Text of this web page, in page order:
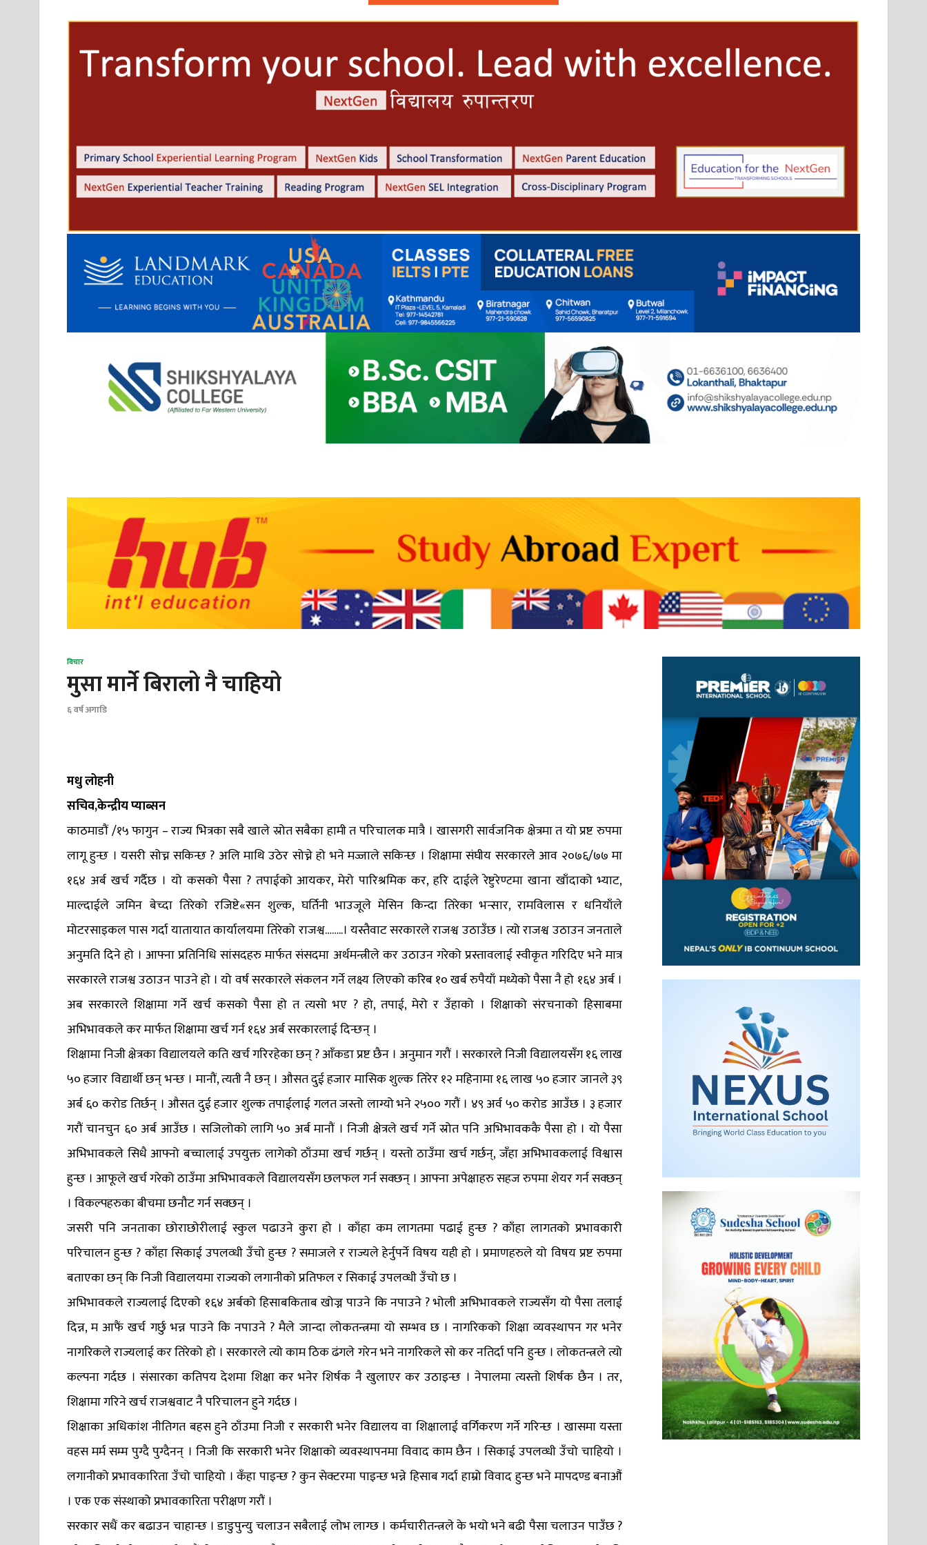
विचार
मुसा मार्ने बिरालो नै चाहियो
६ वर्ष अगाडि
मधु लोहनी
सचिव,केन्द्रीय प्याब्सन
काठमाडौं /१५ फागुन – राज्य भित्रका सबै खाले स्रोत सबैका हामी त परिचालक मात्रै । खासगरी सार्वजनिक क्षेत्रमा त यो प्रष्ट रुपमा
लागू हुन्छ । यसरी सोच्न सकिन्छ ? अलि माथि उठेर सोच्ने हो भने मज्जाले सकिन्छ । शिक्षामा संघीय सरकारले आव २०७६/७७ मा
१६४ अर्ब खर्च गर्दैछ । यो कसको पैसा ? तपाईको आयकर, मेरो पारिश्रमिक कर, हरि दाईले रेष्टुरेण्टमा खाना खाँदाको भ्याट,
माल्दाईले जमिन बेच्दा तिरेको रजिष्टे«सन शुल्क, घर्तिनी भाउजूले मेसिन किन्दा तिरेका भन्सार, रामविलास र धनियाँले
मोटरसाइकल पास गर्दा यातायात कार्यालयमा तिरेको राजश्व……..। यस्तैवाट सरकारले राजश्व उठाउँछ । त्यो राजश्व उठाउन जनताले
अनुमति दिने हो । आफ्ना प्रतिनिधि सांसदहरु मार्फत संसदमा अर्थमन्त्रीले कर उठाउन गरेको प्रस्तावलाई स्वीकृत गरिदिए भने मात्र
सरकारले राजश्व उठाउन पाउने हो । यो वर्ष सरकारले संकलन गर्ने लक्ष्य लिएको करिब १० खर्ब रुपैयाँ मध्येको पैसा नै हो १६४ अर्ब ।
अब सरकारले शिक्षामा गर्ने खर्च कसको पैसा हो त त्यसो भए ? हो, तपाई, मेरो र उँहाको । शिक्षाको संरचनाको हिसाबमा
अभिभावकले कर मार्फत शिक्षामा खर्च गर्न १६४ अर्ब सरकारलाई दिन्छन् ।
शिक्षामा निजी क्षेत्रका विद्यालयले कति खर्च गरिरहेका छन् ? आँकडा प्रष्ट छैन । अनुमान गरौं । सरकारले निजी विद्यालयसँग १६ लाख
५० हजार विद्यार्थी छन् भन्छ । मानौं, त्यती नै छन् । औसत दुई हजार मासिक शुल्क तिरेर १२ महिनामा १६ लाख ५० हजार जानले ३९
अर्ब ६० करोड तिर्छन् । औसत दुई हजार शुल्क तपाईलाई गलत जस्तो लाग्यो भने २५०० गरौं । ४९ अर्व ५० करोड आउँछ । ३ हजार
गरौं चानचुन ६० अर्ब आउँछ । सजिलोको लागि ५० अर्ब मानौं । निजी क्षेत्रले खर्च गर्ने स्रोत पनि अभिभावककै पैसा हो । यो पैसा
अभिभावकले सिधै आफ्नो बच्चालाई उपयुक्त लागेको ठाँउमा खर्च गर्छन् । यस्तो ठाउँमा खर्च गर्छन्, जँहा अभिभावकलाई विश्वास
हुन्छ । आफूले खर्च गरेको ठाउँमा अभिभावकले विद्यालयसँग छलफल गर्न सक्छन् । आफ्ना अपेक्षाहरु सहज रुपमा शेयर गर्न सक्छन्
। विकल्पहरुका बीचमा छनौट गर्न सक्छन् ।
जसरी पनि जनताका छोराछोरीलाई स्कुल पढाउने कुरा हो । काँहा कम लागतमा पढाई हुन्छ ? काँहा लागतको प्रभावकारी
परिचालन हुन्छ ? काँहा सिकाई उपलव्धी उँचो हुन्छ ? समाजले र राज्यले हेर्नुपर्ने विषय यही हो । प्रमाणहरुले यो विषय प्रष्ट रुपमा
बताएका छन् कि निजी विद्यालयमा राज्यको लगानीको प्रतिफल र सिकाई उपलव्धी उँचो छ ।
अभिभावकले राज्यलाई दिएको १६४ अर्बको हिसाबकिताब खोज्न पाउने कि नपाउने ? भोली अभिभावकले राज्यसँग यो पैसा तलाई
दिन्न, म आफैं खर्च गर्छु भन्न पाउने कि नपाउने ? मैले जान्दा लोकतन्त्रमा यो सम्भव छ । नागरिकको शिक्षा व्यवस्थापन गर भनेर
नागरिकले राज्यलाई कर तिरेको हो । सरकारले त्यो काम ठिक ढंगले गरेन भने नागरिकले सो कर नतिर्दा पनि हुन्छ । लोकतन्त्रले त्यो
कल्पना गर्दछ । संसारका कतिपय देशमा शिक्षा कर भनेर शिर्षक नै खुलाएर कर उठाइन्छ । नेपालमा त्यस्तो शिर्षक छैन । तर,
शिक्षामा गरिने खर्च राजश्ववाट नै परिचालन हुने गर्दछ ।
शिक्षाका अधिकांश नीतिगत बहस हुने ठाँउमा निजी र सरकारी भनेर विद्यालय वा शिक्षालाई वर्गिकरण गर्ने गरिन्छ । खासमा यस्ता
वहस मर्म सम्म पुग्दै पुग्दैनन् । निजी कि सरकारी भनेर शिक्षाको व्यवस्थापनमा विवाद काम छैन । सिकाई उपलव्धी उँचो चाहियो ।
लगानीको प्रभावकारिता उँचो चाहियो । कँहा पाइन्छ ? कुन सेक्टरमा पाइन्छ भन्ने हिसाब गर्दा हाम्रो विवाद हुन्छ भने मापदण्ड बनाऔं
। एक एक संस्थाको प्रभावकारिता परीक्षण गरौं ।
सरकार सधैं कर बढाउन चाहान्छ । डाडुपुन्यु चलाउन सबैलाई लोभ लाग्छ । कर्मचारीतन्त्रले के भयो भने बढी पैसा चलाउन पाउँछ ?